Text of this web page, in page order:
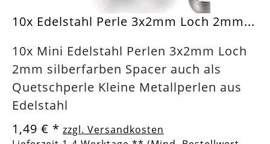
10x Edelstahl Perle 3x2mm Loch 2mm...
10x Mini Edelstahl Perlen 3x2mm Loch
2mm silberfarben Spacer auch als
Quetschperle Kleine Metallperlen aus
Edelstahl
1,49 € * zzgl. Versandkosten